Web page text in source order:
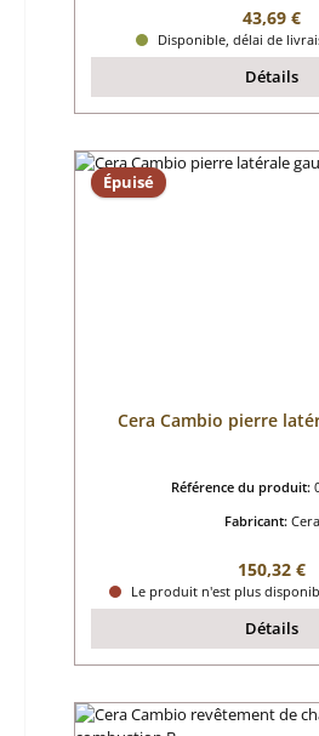
Prix
43,69 €
Disponible, délai de
Détails
Épuisé
Cera Cambio pierre
Référence du produit:
Fabricant: Cera
Prix
150,32 €
Le produit n'est plus
Détails